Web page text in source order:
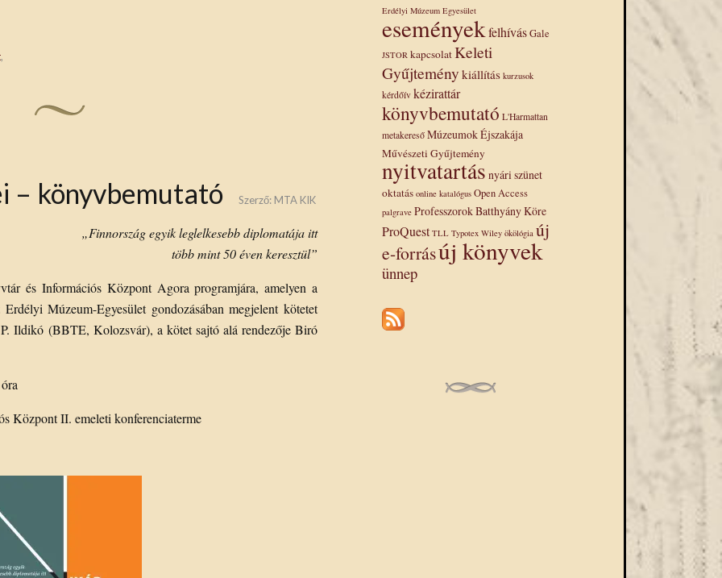
,
– könyvbemutató Szerző: MTA KIK
„Finnország egyik leglelkesebb diplomatája itt
több mint 50 éven keresztül”
és Információs Központ Agora programjára, amelyen a
Múzeum-Egyesület gondozásában megjelent kötetet
Ildikó (BBTE, Kolozsvár), a kötet sajtó alá rendezője Biró
Központ II. emeleti konferenciaterme
Erdélyi Múzeum Egyesület
eseményekfelhívásGale
JSTOR kapcsolatKeleti
Gyűjtemény kiállítás kurzusok
kérdőív kézirattár
könyvbemutató L'Harmattan
metakereső Múzeumok Éjszakája
Művészeti Gyűjtemény
nyitvatartás nyári szünet
oktatás online katalógus Open Access
palgrave Professzorok Batthyány Köre
ProQuest TLL Typotex Wiley ökölógia új
e-forrásúj könyvek
ünnep